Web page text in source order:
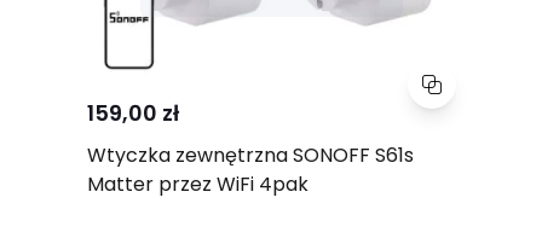
159,00 zł
Wtyczka zewnętrzna SONOFF S61s
Matter przez WiFi 4pak